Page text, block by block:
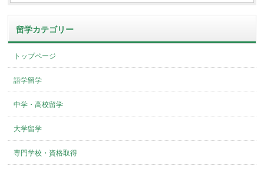
留学カテゴリー
トップページ
語学留学
中学・高校留学
大学留学
専門学校・資格取得